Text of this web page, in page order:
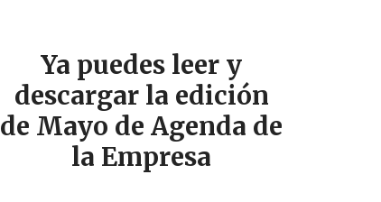
Ya puedes leer y
descargar la edición
de Mayo de Agenda de
la Empresa